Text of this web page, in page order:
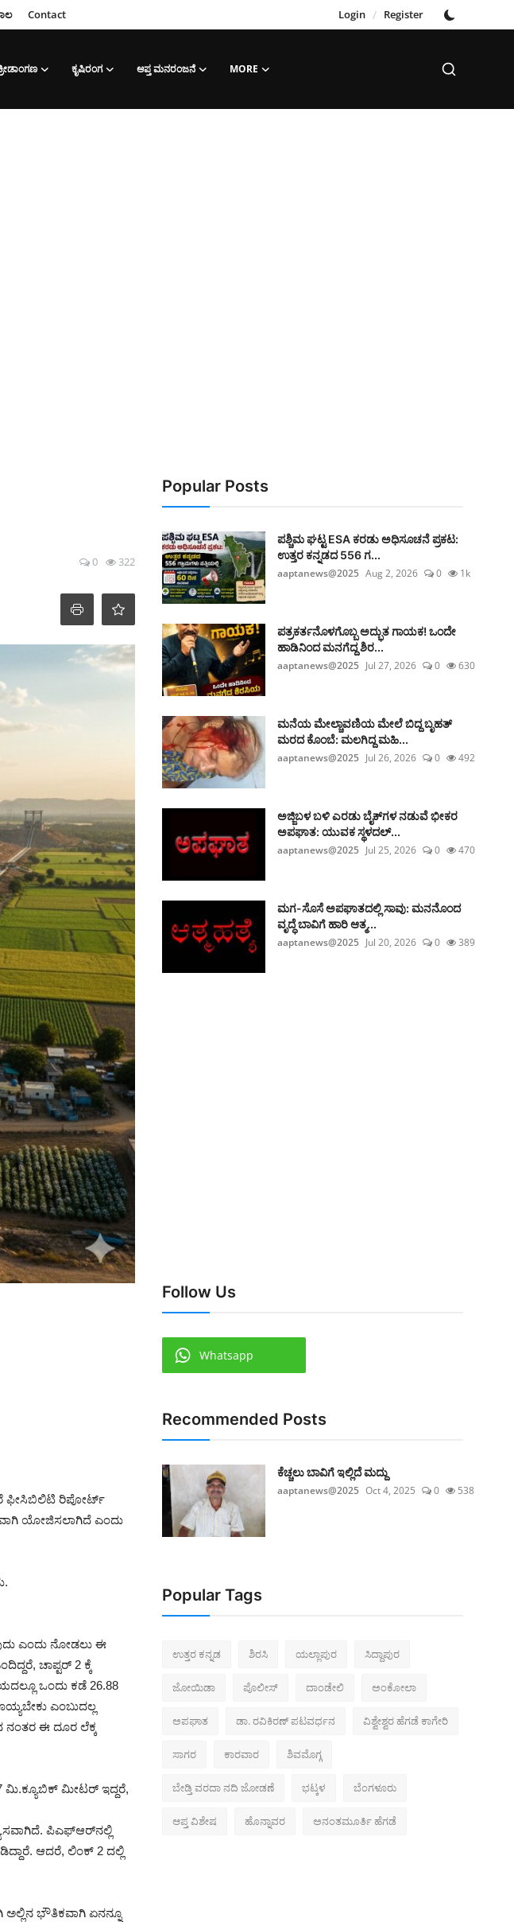
Contact Login / Register
ಕೃಷಿರಂಗ ಆಪ್ತ‌ ಮನರಂಜನೆ MORE
0 322
ಫೀಸಿಬಿಲಿಟಿ ರಿಪೋರ್ಟ್‌
ಯೋಜಿಸಲಾಗಿದೆ ಎಂದು
ಎಂದು ನೋಡಲು ಈ
ಚಾಪ್ಟರ್‌ 2 ಕ್ಕೆ
ಒಂದು ಕಡೆ 26.88
ಎಂಬುದಲ್ಲ
ನಂತರ ಈ ದೂರ ಲೆಕ್ಕ
ಮಿ.ಕ್ಯೂಬಿಕ್ ಮೀಟರ್ ಇದ್ದರೆ,
ಪಿಎಫ್‌ಆರ್‌ನಲ್ಲಿ
ಆದರೆ, ಲಿಂಕ್‌ 2 ದಲ್ಲಿ
ಅಲ್ಲಿನ ಭೌತಿಕವಾಗಿ ಏನನ್ನೂ
Popular Posts
ಪಶ್ಚಿಮ ಘಟ್ಟ ESA ಕರಡು ಅಧಿಸೂಚನೆ ಪ್ರಕಟ:
ಉತ್ತರ ಕನ್ನಡದ 556 ಗ...
aaptanews@2025 Aug 2, 2026 0 1k
ಪತ್ರಕರ್ತನೊಳಗೊಬ್ಬ ಅದ್ಭುತ ಗಾಯಕ! ಒಂದೇ
ಹಾಡಿನಿಂದ ಮನಗೆದ್ದ ಶಿರ...
aaptanews@2025 Jul 27, 2026 0 630
ಮನೆಯ ಮೇಲ್ಚಾವಣಿಯ ಮೇಲೆ ಬಿದ್ದ ಬೃಹತ್
ಮರದ ಕೊಂಬೆ: ಮಲಗಿದ್ದ ಮಹಿ...
aaptanews@2025 Jul 26, 2026 0 492
ಅಜ್ಜಿಬಳ ಬಳಿ ಎರಡು ಬೈಕ್‌ಗಳ ನಡುವೆ ಭೀಕರ
ಅಪಘಾತ: ಯುವಕ ಸ್ಥಳದಲ್...
aaptanews@2025 Jul 25, 2026 0 470
ಮಗ-ಸೊಸೆ ಅಪಘಾತದಲ್ಲಿ ಸಾವು: ಮನನೊಂದ
ವೃದ್ಧೆ ಬಾವಿಗೆ ಹಾರಿ ಆತ್ಮ...
aaptanews@2025 Jul 20, 2026 0 389
Follow Us
Whatsapp
Recommended Posts
ಕೆಚ್ಚಲು ಬಾವಿಗೆ ಇಲ್ಲಿದೆ ಮದ್ದು
aaptanews@2025 Oct 4, 2025 0 538
Popular Tags
ಉತ್ತರ ಕನ್ನಡ ಶಿರಸಿ ಯಲ್ಲಾಪುರ ಸಿದ್ದಾಪುರ
ಜೋಯಿಡಾ ಪೊಲೀಸ್‌ ದಾಂಡೇಲಿ ಅಂಕೋಲಾ
ಅಪಘಾತ ಡಾ. ರವಿಕಿರಣ್ ಪಟವರ್ಧನ ವಿಶ್ವೇಶ್ವರ ಹೆಗಡೆ ಕಾಗೇರಿ
ಸಾಗರ ಕಾರವಾರ ಶಿವಮೊಗ್ಗ
ಬೇಡ್ತಿ ವರದಾ ನದಿ ಜೋಡಣೆ ಭಟ್ಕಳ ಬೆಂಗಳೂರು
ಆಪ್ತ ವಿಶೇಷ ಹೊನ್ನಾವರ ಅನಂತಮೂರ್ತಿ ಹೆಗಡೆ